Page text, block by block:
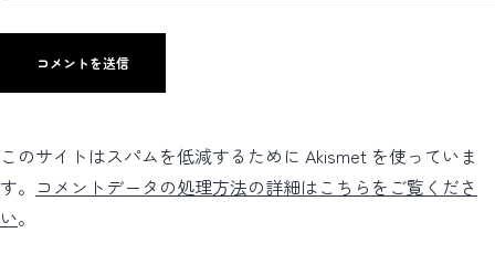
このサイトはスパムを低減するために Akismet を使っていま
す。 コメントデータの処理方法の詳細はこちらをご覧くださ
い。